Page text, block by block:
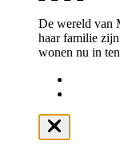
De wereld van
haar familie
wonen nu in